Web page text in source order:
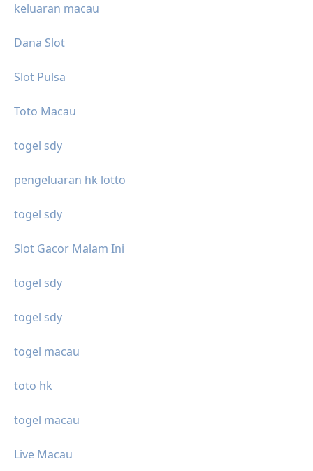
keluaran macau
Dana Slot
Slot Pulsa
Toto Macau
togel sdy
pengeluaran hk lotto
togel sdy
Slot Gacor Malam Ini
togel sdy
togel sdy
togel macau
toto hk
togel macau
Live Macau